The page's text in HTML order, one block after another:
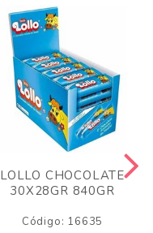
LOLLO CHOCOLATE
30X28GR 840GR
Código: 16635